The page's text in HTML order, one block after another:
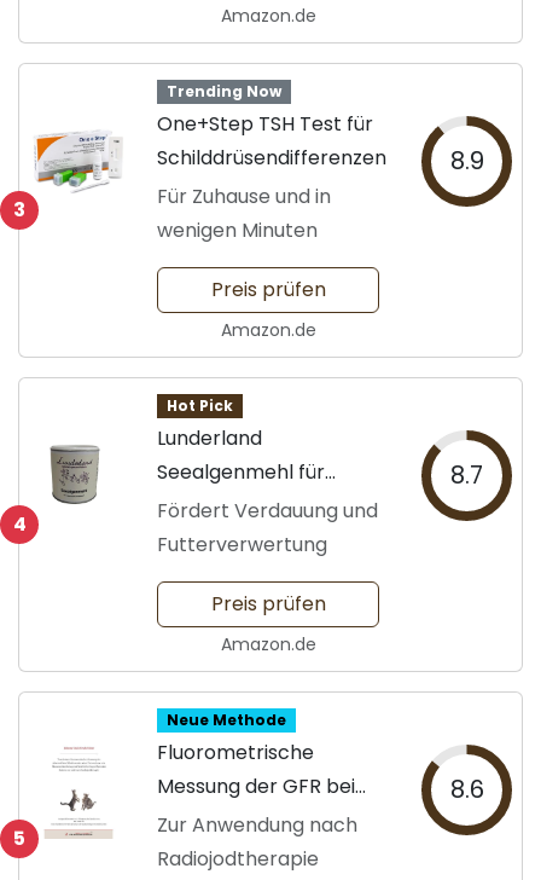
Amazon.de
3
Trending Now
One+Step TSH Test für
Schilddrüsendifferenzen
Für Zuhause und in
wenigen Minuten
8.9
Preis prüfen
Amazon.de
4
Hot Pick
Lunderland
Seealgenmehl für
Haustiere
Fördert Verdauung und
Futterverwertung
8.7
Preis prüfen
Amazon.de
5
Neue Methode
Fluorometrische
Messung der GFR bei
Katzen
Zur Anwendung nach
Radiojodtherapie
8.6